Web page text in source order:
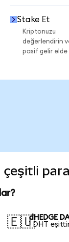
Stake Et
Kriptonuzu
değerlendirin
pasif gelir elde
çeşitli
🇪🇺dHEDGE
1 DHT